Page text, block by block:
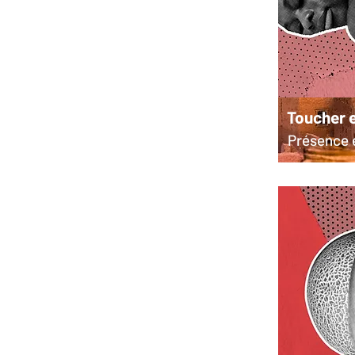
Toucher
Présence